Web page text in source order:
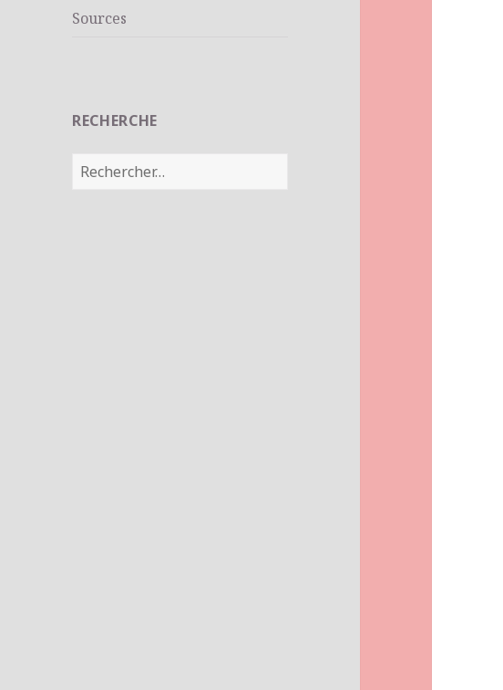
Sources
RECHERCHE
Rechercher :